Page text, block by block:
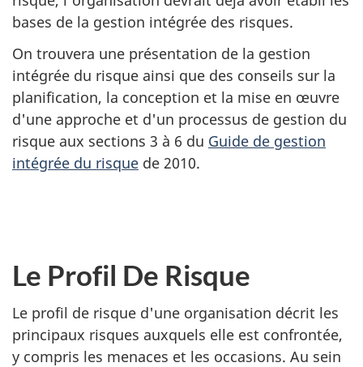
bases de la gestion intégrée des risques.
On trouvera une présentation de la gestion
intégrée du risque ainsi que des conseils sur la
planification, la conception et la mise en œuvre
d'une approche et d'un processus de gestion du
risque aux sections 3 à 6 du Guide de gestion
intégrée du risque de 2010.
Le Profil De Risque
Le profil de risque d'une organisation décrit les
principaux risques auxquels elle est confrontée,
y compris les menaces et les occasions. Au sein